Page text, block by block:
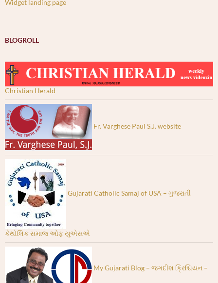
Widget landing page
BLOGROLL
Christian Herald
Fr. Varghese Paul S.J. website
Gujarati Catholic Samaj of USA – ગુજરાતી
કેથોલિક સમાજ ઓફ યુએસએ
My Gujarati Blog – જગદીશ ક્રિશ્ચિયન –